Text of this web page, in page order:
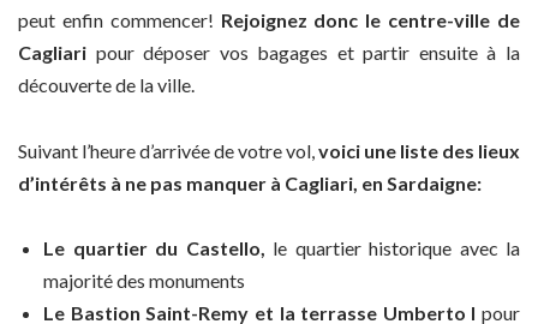
peut enfin commencer! Rejoignez donc le centre-ville de
Cagliari pour déposer vos bagages et partir ensuite à la
découverte de la ville.
Suivant l’heure d’arrivée de votre vol, voici une liste des lieux
d’intérêts à ne pas manquer à Cagliari, en Sardaigne:
Le quartier du Castello, le quartier historique avec la
majorité des monuments
Le Bastion Saint-Remy et la terrasse Umberto I pour